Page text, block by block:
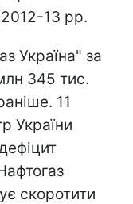
13 рр.
Україна" за
345 тис.
11
України
скоротити